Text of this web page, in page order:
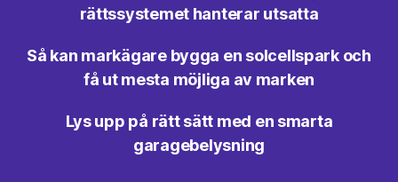
rättssystemet hanterar utsatta
Så kan markägare bygga en solcellspark och
få ut mesta möjliga av marken
Lys upp på rätt sätt med en smarta
garagebelysning